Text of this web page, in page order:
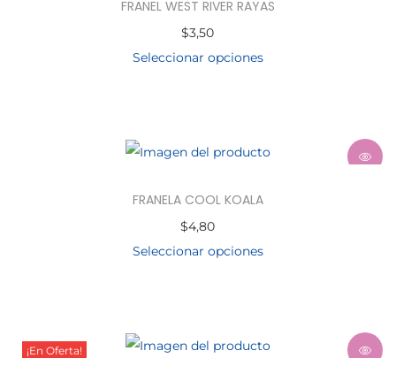
FRANEL WEST RIVER RAYAS
$3,50
Seleccionar opciones
FRANELA COOL KOALA
$4,80
Seleccionar opciones
¡En Oferta!